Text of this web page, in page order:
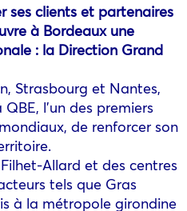
ses clients et partenaires
à Bordeaux une
: la Direction Grand
Strasbourg et Nantes,
l’un des premiers
de renforcer son
Allard et des centres
tels que Gras
à la métropole girondine